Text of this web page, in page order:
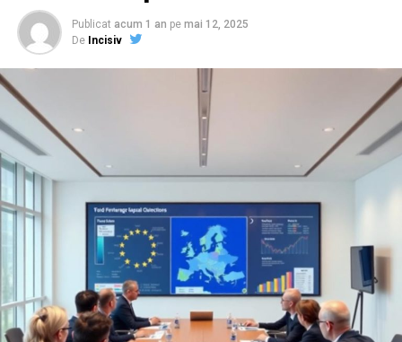
Publicat acum 1 an pe mai 12, 2025
De Incisiv